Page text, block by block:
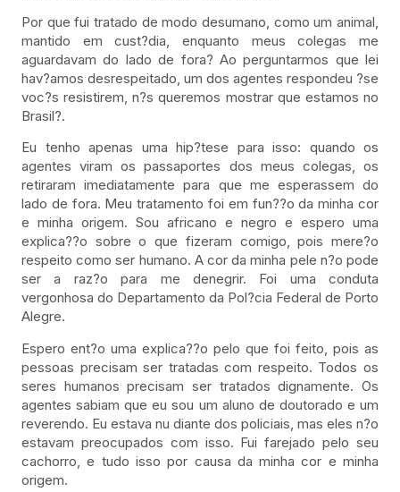
Por que fui tratado de modo desumano, como um animal,
mantido em cust?dia, enquanto meus colegas me
aguardavam do lado de fora? Ao perguntarmos que lei
hav?amos desrespeitado, um dos agentes respondeu ?se
voc?s resistirem, n?s queremos mostrar que estamos no
Brasil?.
Eu tenho apenas uma hip?tese para isso: quando os
agentes viram os passaportes dos meus colegas, os
retiraram imediatamente para que me esperassem do
lado de fora. Meu tratamento foi em fun??o da minha cor
e minha origem. Sou africano e negro e espero uma
explica??o sobre o que fizeram comigo, pois mere?o
respeito como ser humano. A cor da minha pele n?o pode
ser a raz?o para me denegrir. Foi uma conduta
vergonhosa do Departamento da Pol?cia Federal de Porto
Alegre.
Espero ent?o uma explica??o pelo que foi feito, pois as
pessoas precisam ser tratadas com respeito. Todos os
seres humanos precisam ser tratados dignamente. Os
agentes sabiam que eu sou um aluno de doutorado e um
reverendo. Eu estava nu diante dos policiais, mas eles n?o
estavam preocupados com isso. Fui farejado pelo seu
cachorro, e tudo isso por causa da minha cor e minha
origem.